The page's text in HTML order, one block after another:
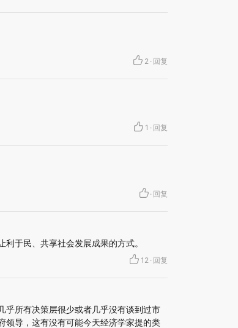
2 · 回复
1 · 回复
· 回复
于民、共享社会发展成果的方式。
12 · 回复
乎所有决策层很少或者几乎没有谈到过市
领导，这有没有可能今天经济学家提的类